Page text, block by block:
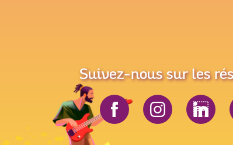
Suivez-nous sur les